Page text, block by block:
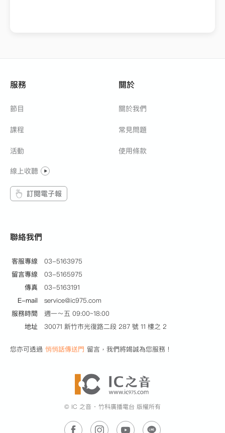
© IC 之音 ‧ 竹科廣播電台 版權所有
服務
節目
課程
活動
線上收聽
訂閱電子報
關於
關於我們
常見問題
使用條款
聯絡我們
客服專線
03-5163975
留言專線
03-5165975
傳真
03-5163191
E-mail
service@ic975.com
服務時間
週一～五 09:00~18:00
地址
30071 新竹市光復路二段 287 號 11 樓之 2
您亦可透過 悄悄話傳送門 留言，我們將竭誠為您服務！